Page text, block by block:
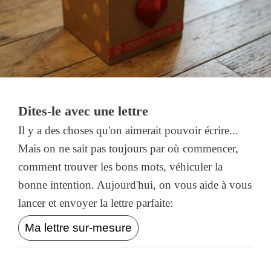
Dites-le avec une lettre
Il y a des choses qu'on aimerait pouvoir écrire...
Mais on ne sait pas toujours par où commencer,
comment trouver les bons mots, véhiculer la
bonne intention. Aujourd'hui, on vous aide à vous
lancer et envoyer la lettre parfaite:
Ma lettre sur-mesure